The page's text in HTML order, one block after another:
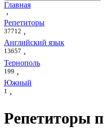
Главная
›
Репетиторы
37712 ›
Английский язык
13657 ›
Тернополь
199 ›
Южный
1 ›
Репетиторы